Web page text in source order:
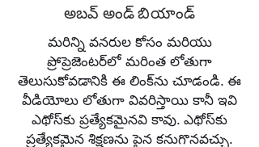
అబవ్ అండ్ బియాండ్
మరిన్ని వనరుల కోసం మరియు
ప్రోప్రెజెంటర్‌లో మరింత లోతుగా
తెలుసుకోవడానికి ఈ లింక్‌ను చూడండి. ఈ
వీడియోలు లోతుగా వివరిస్తాయి కానీ ఇవి
ఎథోస్‌కు ప్రత్యేకమైనవి కావు. ఎథోస్‌కు
ప్రత్యేకమైన శిక్షణను పైన కనుగొనవచ్చు.